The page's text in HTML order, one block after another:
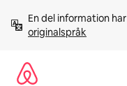
innehåll
En del information
originalspråk